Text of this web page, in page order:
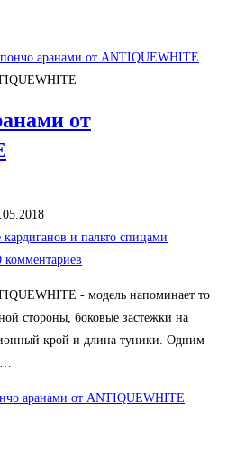
от
кардиганов и пальто спицами
комментариев
- модель напоминает то
стороны, боковые застежки на
крой и длина туники. Одним
аранами от ANTIQUEWHITE